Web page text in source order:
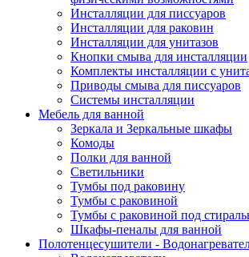
Инсталляции для писсуаров
Инсталляции для раковин
Инсталляции для унитазов
Кнопки смыва для инсталляции
Комплекты инсталляции с
Приводы смыва для писсуаров
Системы инсталляции
Мебель для ванной
Зеркала и Зеркальные шкафы
Комоды
Полки для ванной
Светильники
Тумбы под раковину
Тумбы с раковиной
Тумбы с раковиной под
Шкафы-пеналы для ванной
Полотенцесушители -